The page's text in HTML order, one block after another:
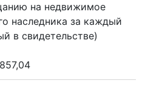
на недвижимое
наследника за каждый
в свидетельстве)